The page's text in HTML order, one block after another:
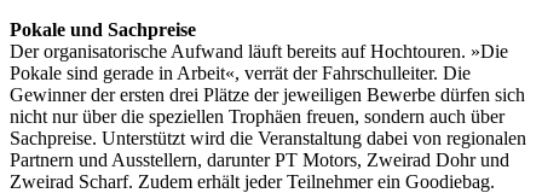
Pokale und Sachpreise
Der organisatorische Aufwand läuft bereits auf Hochtouren. »Die
Pokale sind gerade in Arbeit«, verrät der Fahrschulleiter. Die
Gewinner der ersten drei Plätze der jeweiligen Bewerbe dürfen sich
nicht nur über die speziellen Trophäen freuen, sondern auch über
Sachpreise. Unterstützt wird die Veranstaltung dabei von regionalen
Partnern und Ausstellern, darunter PT Motors, Zweirad Dohr und
Zweirad Scharf. Zudem erhält jeder Teilnehmer ein Goodiebag.